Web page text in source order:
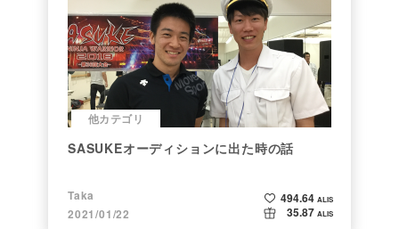
他カテゴリ
SASUKEオーディションに出た時の話
Taka
2021/01/22
494.64 ALIS
35.87 ALIS